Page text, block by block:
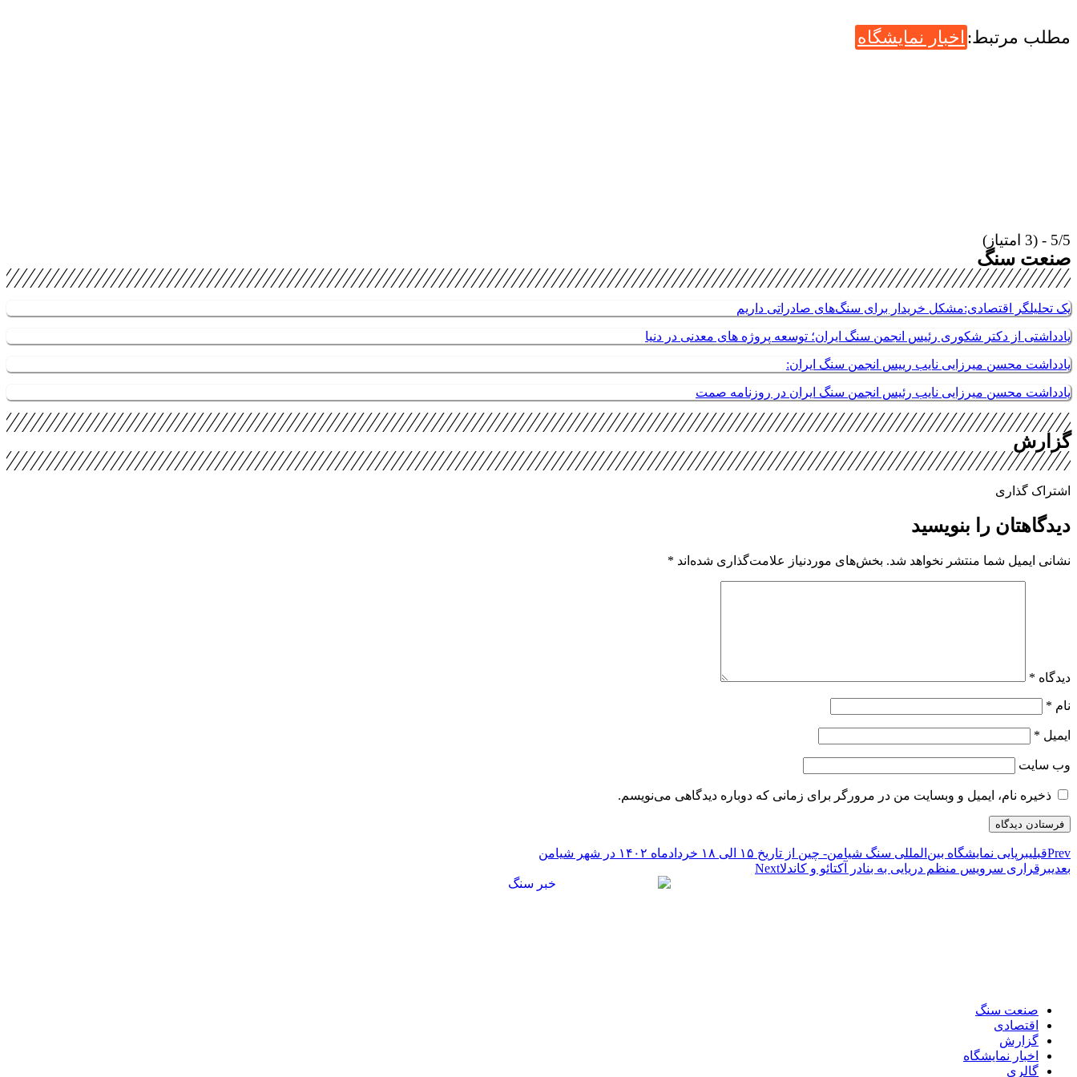
مطلب مرتبط: اخبار نمایشگاه
5/5 - (3 امتیاز)
صنعت سنگ
یک تحلیلگر اقتصادی:مشکل خریدار برای سنگ‌های صادراتی داریم
یادداشتی از دکتر شکوری رئیس انجمن سنگ ایران؛ توسعه پروژه های معدنی در دنیا
یادداشت محسن میرزایی نایب رییس انجمن سنگ ایران:
یادداشت محسن میرزایی نایب رئیس انجمن سنگ ایران در روزنامه صمت
گزارش
اشتراک گذاری
دیدگاهتان را بنویسید
نشانی ایمیل شما منتشر نخواهد شد. بخش‌های موردنیاز علامت‌گذاری شده‌اند *
دیدگاه *
نام *
ایمیل *
وب‌ سایت
ذخیره نام، ایمیل و وبسایت من در مرورگر برای زمانی که دوباره دیدگاهی می‌نویسم.
Prevقبلیبرپایی نمایشگاه بین‌المللی سنگ شیامن- چین از تاریخ ۱۵ الی ۱۸ خردادماه ۱۴۰۲ در شهر شیامن
بعدیبرقراری سرویس منظم دریایی به بنادر آکتائو و کاندلاNext
صنعت سنگ
اقتصادی
گزارش
اخبار نمایشگاه
گالری